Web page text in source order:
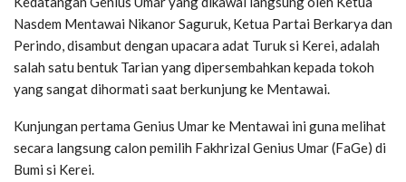
Nasdem Mentawai Nikanor Saguruk, Ketua Partai Berkarya dan
Perindo, disambut dengan upacara adat Turuk si Kerei, adalah
salah satu bentuk Tarian yang dipersembahkan kepada tokoh
yang sangat dihormati saat berkunjung ke Mentawai.
Kunjungan pertama Genius Umar ke Mentawai ini guna melihat
secara langsung calon pemilih Fakhrizal Genius Umar (FaGe) di
Bumi si Kerei.